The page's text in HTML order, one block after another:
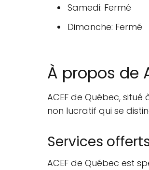
Samedi: Fermé
Dimanche: Fermé
À propos de
ACEF de Québec, situé
non lucratif qui se
Services
ACEF de Québec est